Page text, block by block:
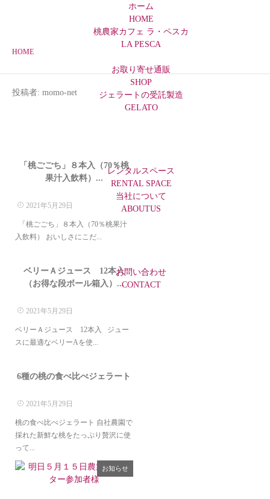
ホーム
HOME
桃農家カフェ ラ・ペスカ
LA PESCA
お取り寄せ通販
SHOP
ジェラートの受託製造
GELATO
レンタルスペース
RENTAL SPACE
当社について
ABOUTUS
お問い合わせ
CONTACT
HOME
投稿者: momo-net
「桃ごごち」８本入（70％桃
果汁入飲料）...
2021年5月29日
「桃ごごち」８本入（70％桃果汁
入飲料） おいしさにこだ...
ベリーＡジュース 12本入
（お得な段ボール箱入）...
2021年5月29日
ベリーＡジュース 12本入 ジュー
スに最適なベリーAを使...
6種の桃の食べ比べジェラート
2021年5月29日
桃の食べ比べジェラート 自社農園で
採れた新鮮な桃をたっぷり贅沢に使
って...
お知らせ